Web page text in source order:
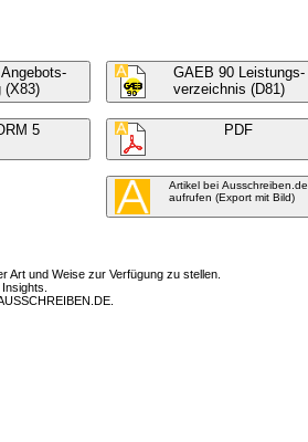
(X83)
GAEB 90 Leistungs-
verzeichnis (D81)
5 PDF
Artikel bei Ausschreiben.de
aufrufen (Export mit Bild)
Art und Weise zur Verfügung zu stellen.